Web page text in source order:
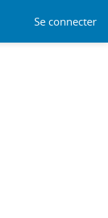
Se connecter